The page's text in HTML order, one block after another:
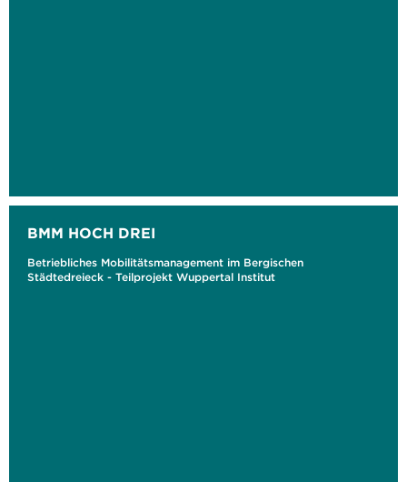
BMM HOCH DREI
Betriebliches Mobilitätsmanagement im Bergischen
Städtedreieck - Teilprojekt Wuppertal Institut